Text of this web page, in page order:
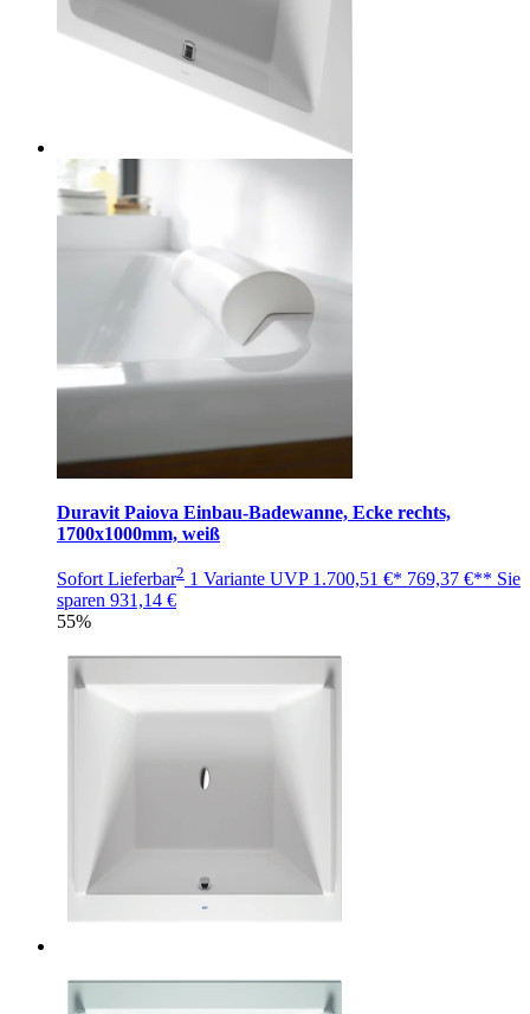
Duravit Paiova Einbau-Badewanne, Ecke rechts,
1700x1000mm, weiß
Sofort Lieferbar2 1 Variante UVP 1.700,51 €* 769,37 €** Sie
sparen 931,14 €
55%